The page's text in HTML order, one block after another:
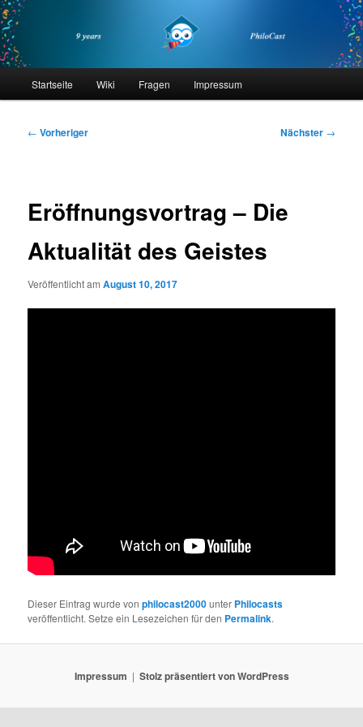
Zum
primären
Inhalt
springenphilocast
Startseite Wiki Fragen Impressum
Beitragsnavigation
← Vorheriger Nächster →
Eröffnungsvortrag – Die
Aktualität des Geistes
Veröffentlicht amAugust 10, 2017
Dieser Eintrag wurde vonphilocast2000unter Philocasts
veröffentlicht. Setze ein Lesezeichen für den Permalink.
Impressum Stolz präsentiert von WordPress